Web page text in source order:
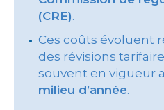
(CRE).
Ces coûts évoluent
des révisions
souvent en vigueur
milieu d’année.